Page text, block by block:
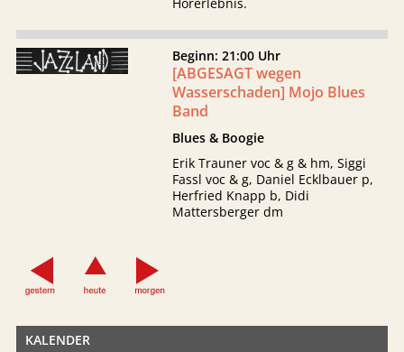
Beginn: 21:00 Uhr
[ABGESAGT wegen
Wasserschaden] Mojo Blues
Band
Blues & Boogie
Erik Trauner voc & g & hm, Siggi
Fassl voc & g, Daniel Ecklbauer p,
Herfried Knapp b, Didi
Mattersberger dm
KALENDER